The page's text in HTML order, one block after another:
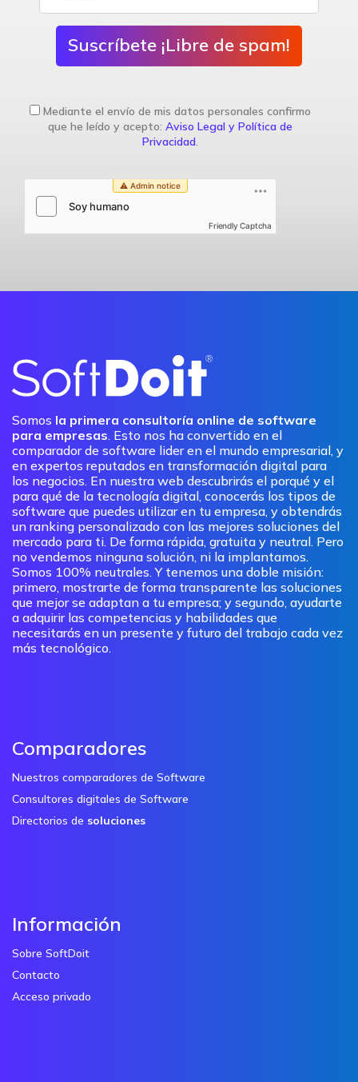
Suscríbete ¡Libre de spam!
Mediante el envío de mis datos personales confirmo
que he leído y acepto: Aviso Legal y Política de
Privacidad.
Friendly Captcha
Somos la primera consultoría online de software
para empresas. Esto nos ha convertido en el
comparador de software lider en el mundo empresarial, y
en expertos reputados en transformación digital para
los negocios. En nuestra web descubrirás el porqué y el
para qué de la tecnología digital, conocerás los tipos de
software que puedes utilizar en tu empresa, y obtendrás
un ranking personalizado con las mejores soluciones del
mercado para ti. De forma rápida, gratuita y neutral. Pero
no vendemos ninguna solución, ni la implantamos.
Somos 100% neutrales. Y tenemos una doble misión:
primero, mostrarte de forma transparente las soluciones
que mejor se adaptan a tu empresa; y segundo, ayudarte
a adquirir las competencias y habilidades que
necesitarás en un presente y futuro del trabajo cada vez
más tecnológico.
Comparadores
Nuestros comparadores de Software
Consultores digitales de Software
Directorios de soluciones
Información
Sobre SoftDoit
Contacto
Acceso privado